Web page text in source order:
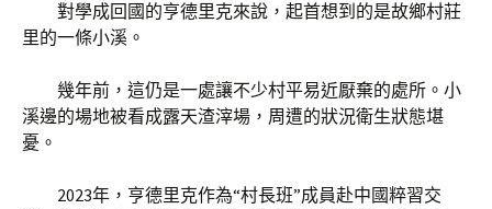
對學成回國的亨德里克來說，起首想到的是故鄉村莊
里的一條小溪。
幾年前，這仍是一處讓不少村平易近厭棄的處所。小
溪邊的場地被看成露天渣滓場，周遭的狀況衛生狀態堪
憂。
2023年，亨德里克作為“村長班”成員赴中國粹習交